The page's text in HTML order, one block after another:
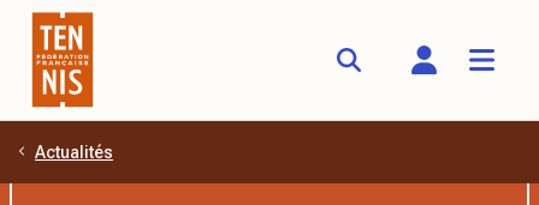
Aller au contenu principal
Actualités